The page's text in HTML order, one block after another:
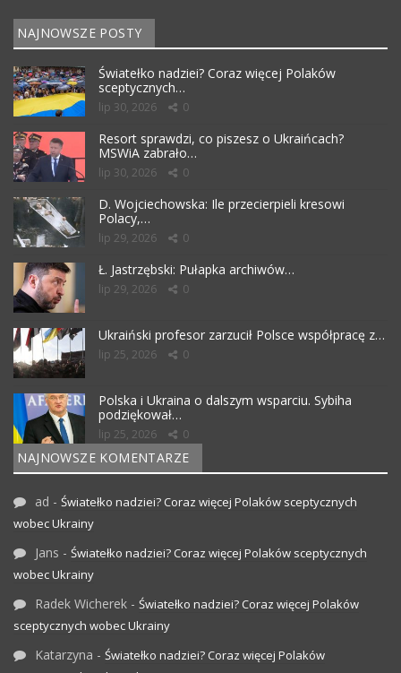
NAJNOWSZE POSTY
Światełko nadziei? Coraz więcej Polaków
sceptycznych…
lip 30, 2026 0
Resort sprawdzi, co piszesz o Ukraińcach?
MSWiA zabrało…
lip 30, 2026 0
D. Wojciechowska: Ile przecierpieli kresowi
Polacy,…
lip 29, 2026 0
Ł. Jastrzębski: Pułapka archiwów…
lip 29, 2026 0
Ukraiński profesor zarzucił Polsce współpracę z…
lip 25, 2026 0
Polska i Ukraina o dalszym wsparciu. Sybiha
podziękował…
lip 25, 2026 0
NAJNOWSZE KOMENTARZE
ad - Światełko nadziei? Coraz więcej Polaków sceptycznych
wobec Ukrainy
Jans - Światełko nadziei? Coraz więcej Polaków sceptycznych
wobec Ukrainy
Radek Wicherek - Światełko nadziei? Coraz więcej Polaków
sceptycznych wobec Ukrainy
Katarzyna - Światełko nadziei? Coraz więcej Polaków